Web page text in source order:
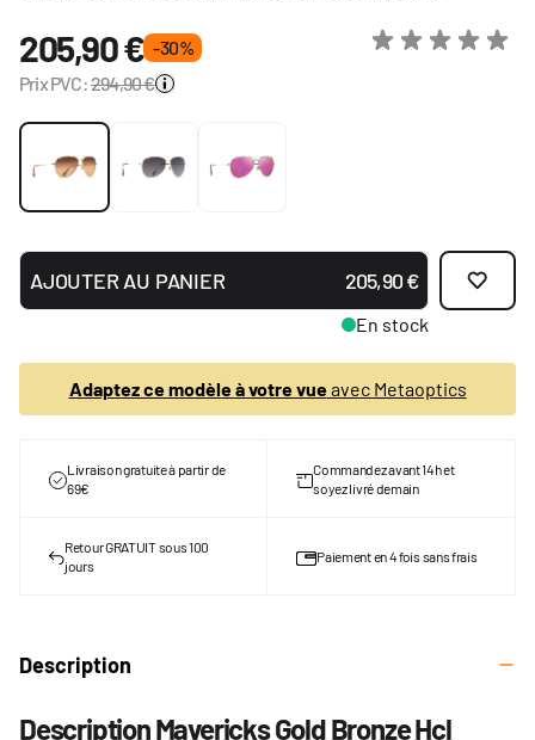
205,90 € - 30 %
Prix PVC:294,90 €
AJOUTER AU PANIER 205,90 €
En stock
Adaptez ce modèle à votre vueavec Metaoptics
Livraison gratuite à partir de
69€
Commandez avant 14h et
soyez livré demain
Retour GRATUIT sous 100
jours
Paiement en 4 fois sans frais
Description
Description Mavericks Gold Bronze Hcl